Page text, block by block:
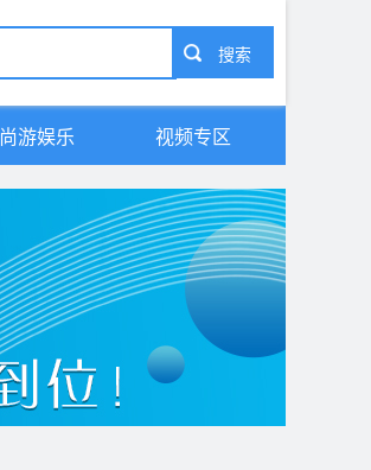
尚游娱乐 视频专区